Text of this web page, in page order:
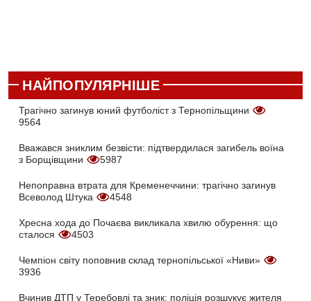
НАЙПОПУЛЯРНІШЕ
Трагічно загинув юний футболіст з Тернопільщини
9564
Вважався зниклим безвісти: підтвердилася загибель воїна
з Борщівщини
5987
Непоправна втрата для Кременеччини: трагічно загинув
Всеволод Штука
4548
Хресна хода до Почаєва викликала хвилю обурення: що
сталося
4503
Чемпіон світу поповнив склад тернопільської «Ниви»
3936
Вчинив ДТП у Теребовлі та зник: поліція розшукує жителя